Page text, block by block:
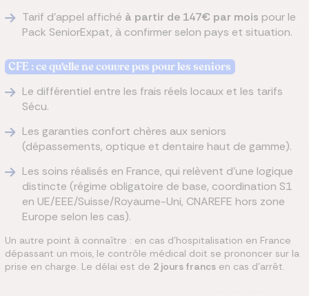
Tarif d'appel affiché à partir de 147€ par mois pour le
Pack SeniorExpat, à confirmer selon pays et situation.
CFE : ce qu'elle ne couvre pas pour les seniors
Le différentiel entre les frais réels locaux et les tarifs
Sécu.
Les garanties confort chères aux seniors
(dépassements, optique et dentaire haut de gamme).
Les soins réalisés en France, qui relèvent d'une logique
distincte (régime obligatoire de base, coordination S1
en UE/EEE/Suisse/Royaume-Uni, CNAREFE hors zone
Europe selon les cas).
Un autre point à connaître : en cas d'hospitalisation en France
dépassant un mois, le contrôle médical doit se prononcer sur la
prise en charge. Le délai est de 2 jours francs en cas d'arrêt.